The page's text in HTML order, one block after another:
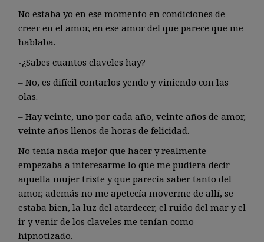
No estaba yo en ese momento en condiciones de
creer en el amor, en ese amor del que parece que me
hablaba.
-¿Sabes cuantos claveles hay?
– No, es difícil contarlos yendo y viniendo con las
olas.
– Hay veinte, uno por cada año, veinte años de amor,
veinte años llenos de horas de felicidad.
No tenía nada mejor que hacer y realmente
empezaba a interesarme lo que me pudiera decir
aquella mujer triste y que parecía saber tanto del
amor, además no me apetecía moverme de allí, se
estaba bien, la luz del atardecer, el ruido del mar y el
ir y venir de los claveles me tenían como
hipnotizado.